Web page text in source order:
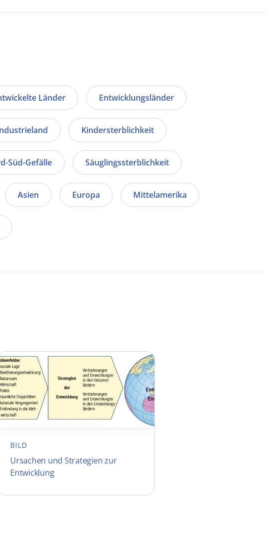
Länder Entwicklungsländer
Kindersterblichkeit
Süd-Gefälle Säuglingssterblichkeit
Asien Europa Mittelamerika
BILD
Ursachen und Strategien zur
Entwicklung